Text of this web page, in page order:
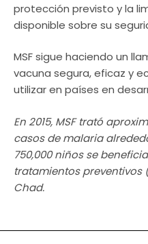
protección previsto y la
disponible sobre su
MSF sigue haciendo un
vacuna segura, eficaz y
utilizar en países en
En 2015, MSF trató
casos de malaria
750,000 niños se
tratamientos preventivos
Chad.